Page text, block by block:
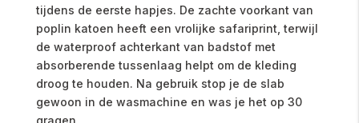
tijdens de eerste hapjes. De zachte voorkant van
poplin katoen heeft een vrolijke safariprint, terwijl
de waterproof achterkant van badstof met
absorberende tussenlaag helpt om de kleding
droog te houden. Na gebruik stop je de slab
gewoon in de wasmachine en was je het op 30